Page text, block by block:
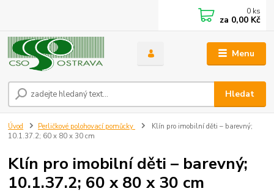
Menu
Hledat
0 ks
za 0,00 Kč
Úvod Perličkové polohovací pomůcky
Klín pro imobilní děti – barevný;
10.1.37.2; 60 x 80 x 30 cm
Klín pro imobilní děti – barevný;
10.1.37.2; 60 x 80 x 30 cm